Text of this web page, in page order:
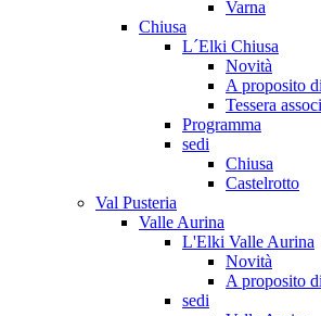
Varna
Chiusa
L´Elki Chiusa
Novità
A proposito
Tessera
Programma
sedi
Chiusa
Castelrotto
Val Pusteria
Valle Aurina
L'Elki Valle Aurina
Novità
A proposito
sedi